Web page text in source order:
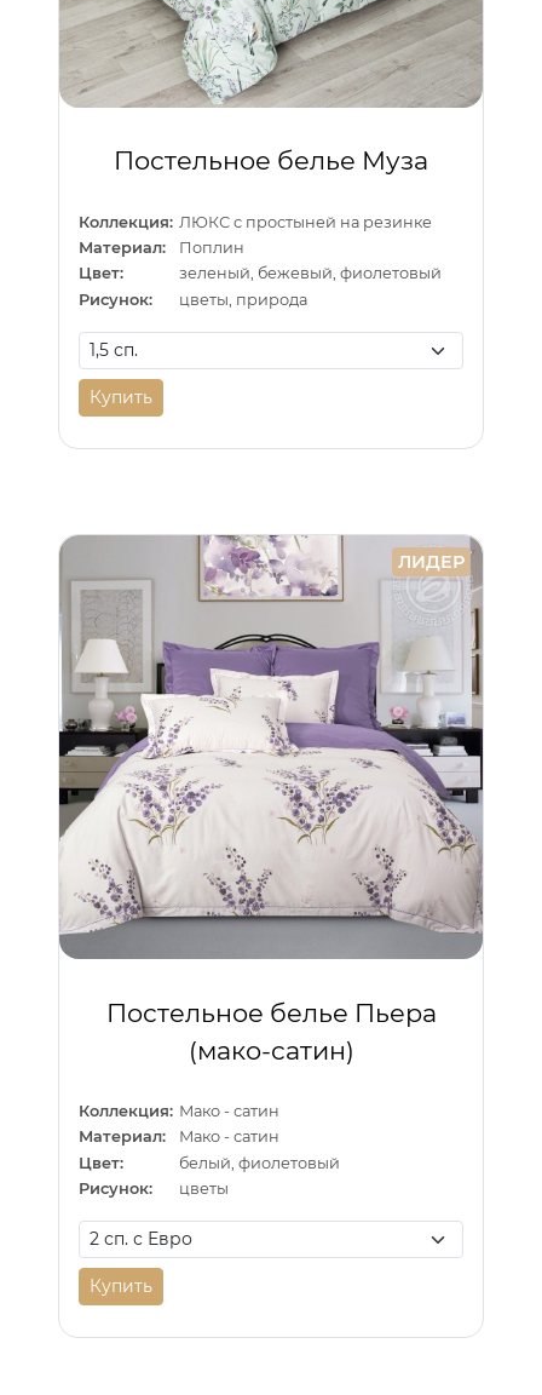
Постельное белье Муза
Коллекция: ЛЮКС с простыней на резинке
Материал:
Поплин
Цвет:
зеленый, бежевый, фиолетовый
Рисунок:
цветы, природа
Купить
ЛИДЕР
Постельное белье Пьера
(мако-сатин)
Коллекция: Мако - сатин
Материал:
Мако - сатин
Цвет:
белый, фиолетовый
Рисунок:
цветы
Купить